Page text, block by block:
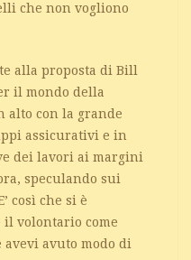
che non vogliono
alla proposta di Bill
il mondo della
alto con la grande
assicurativi e in
dei lavori ai margini
speculando sui
così che si è
il volontario come
avuto modo di